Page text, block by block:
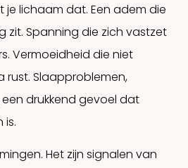
je lichaam dat. Een adem die
zit. Spanning die zich vastzet
Vermoeidheid die niet
rust. Slaapproblemen,
drukkend gevoel dat
is.
Het zijn signalen van